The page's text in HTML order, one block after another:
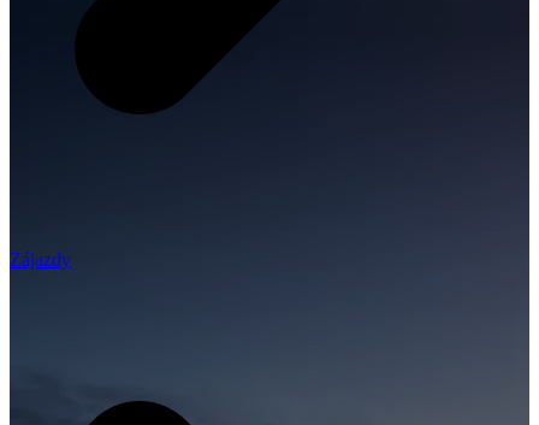
Zájazdy